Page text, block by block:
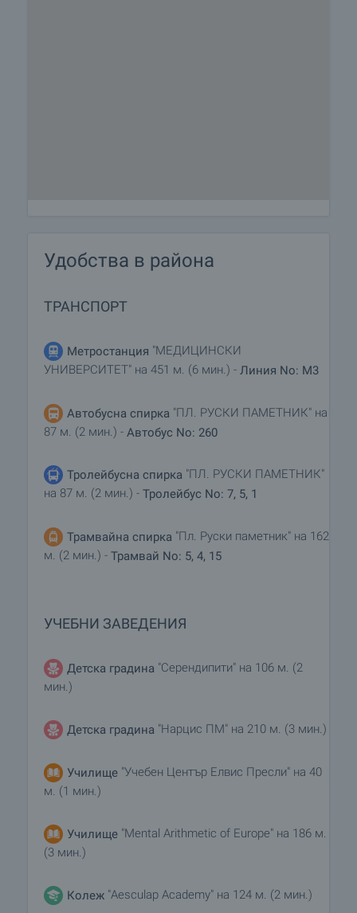
Удобства в района
ТРАНСПОРТ
Метростанция "МЕДИЦИНСКИ
УНИВЕРСИТЕТ" на 451 м. (6 мин.) - Линия No: M3
Автобусна спирка "ПЛ. РУСКИ ПАМЕТНИК" на
87 м. (2 мин.) - Автобус No: 260
Тролейбусна спирка "ПЛ. РУСКИ ПАМЕТНИК"
на 87 м. (2 мин.) - Тролейбус No: 7, 5, 1
Трамвайна спирка "Пл. Руски паметник" на 162
м. (2 мин.) - Трамвай No: 5, 4, 15
УЧЕБНИ ЗАВЕДЕНИЯ
Детска градина "Серендипити" на 106 м. (2
мин.)
Детска градина "Нарцис ПМ" на 210 м. (3 мин.)
Училище "Учебен Център Елвис Пресли" на 40
м. (1 мин.)
Училище "Mental Arithmetic of Europe" на 186 м.
(3 мин.)
Колеж "Aesculap Academy" на 124 м. (2 мин.)